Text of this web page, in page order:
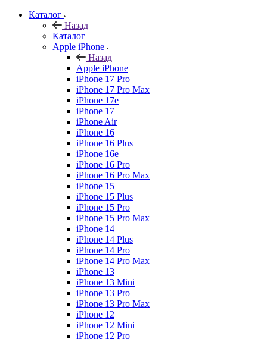
Каталог
Назад
Каталог
Apple iPhone
Назад
Apple iPhone
iPhone 17 Pro
iPhone 17 Pro Max
iPhone 17e
iPhone 17
iPhone Air
iPhone 16
iPhone 16 Plus
iPhone 16e
iPhone 16 Pro
iPhone 16 Pro Max
iPhone 15
iPhone 15 Plus
iPhone 15 Pro
iPhone 15 Pro Max
iPhone 14
iPhone 14 Plus
iPhone 14 Pro
iPhone 14 Pro Max
iPhone 13
iPhone 13 Mini
iPhone 13 Pro
iPhone 13 Pro Max
iPhone 12
iPhone 12 Mini
iPhone 12 Pro